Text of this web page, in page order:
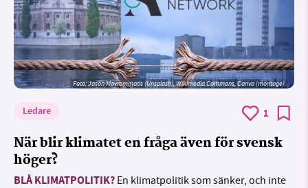
Foto: Jason Mavrommatis (Unsplash), Wikimedia Commons, Canva (montage)
Ledare 1
När blir klimatet en fråga även för svensk
höger?
BLÅ KLIMATPOLITIK? En klimatpolitik som sänker, och inte